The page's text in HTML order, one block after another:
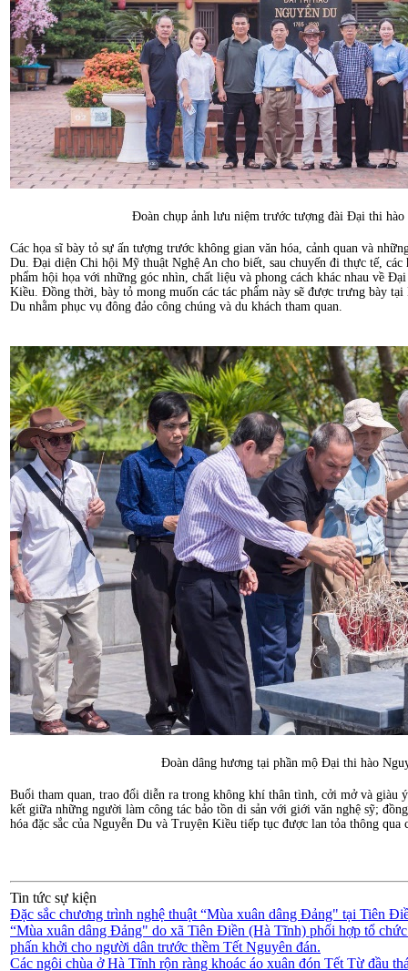
Đoàn chụp ảnh lưu niệm trước tượng đài Đại thi hào
Các họa sĩ bày tỏ sự ấn tượng trước không gian văn hóa, cảnh quan và
Du. Đại diện Chi hội Mỹ thuật Nghệ An cho biết, sau chuyến đi thực tế, các
phẩm hội họa với những góc nhìn, chất liệu và phong cách khác nhau về
Kiều. Đồng thời, bày tỏ mong muốn các tác phẩm này sẽ được trưng bày
Du nhằm phục vụ đông đảo công chúng và du khách tham quan.
Đoàn dâng hương tại phần mộ Đại thi hào
Buổi tham quan, trao đổi diễn ra trong không khí thân tình, cởi mở và giàu
kết giữa những người làm công tác bảo tồn di sản với giới văn nghệ sỹ;
hóa đặc sắc của Nguyễn Du và Truyện Kiều tiếp tục được lan tỏa thông qua
Tin tức sự kiện
Đặc sắc chương trình nghệ thuật “Mùa xuân dâng Đảng" tại Tiên
“Mùa xuân dâng Đảng" do xã Tiên Điền (Hà Tĩnh) phối hợp tổ
phấn khởi cho người dân trước thềm Tết Nguyên đán.
Các ngôi chùa ở Hà Tĩnh rộn ràng khoác áo xuân đón Tết Từ đầu